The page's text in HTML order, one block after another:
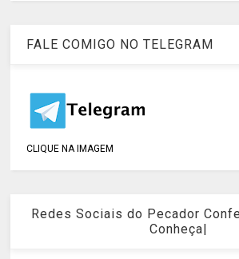
FALE COMIGO NO TELEGRAM
CLIQUE NA IMAGEM
Redes Sociais do Pecador
Conheça|